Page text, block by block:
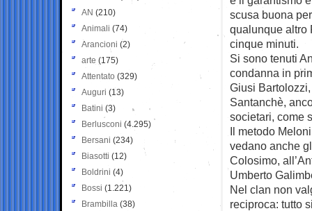
scusa buona
qualunque altro
cinque minuti.
Si sono tenuti
condanna in
Giusi
Santanchè,
societari, come
Il metodo
vedano anche
Colosimo,
Umberto
Nel clan non
reciproca: tutto
AN (210)
Animali (74)
Arancioni (2)
arte (175)
Attentato (329)
Auguri (13)
Batini (3)
Berlusconi (4.295)
Bersani (234)
Biasotti (12)
Boldrini (4)
Bossi (1.221)
Brambilla (38)